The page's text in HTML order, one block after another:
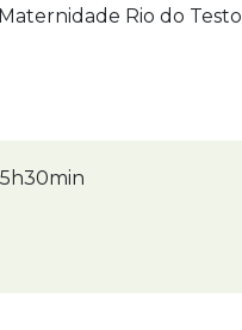
Rio do Testo